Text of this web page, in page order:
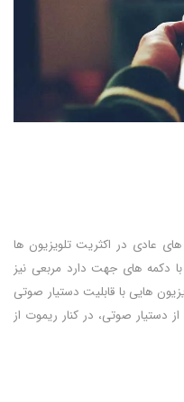
عادی در اکثریت تلویزیون ها
دکمه های جهت دارد مربعی نیز
هایی با قابلیت دستیار صوتی
از دستیار صوتی، در کنار ریموت از